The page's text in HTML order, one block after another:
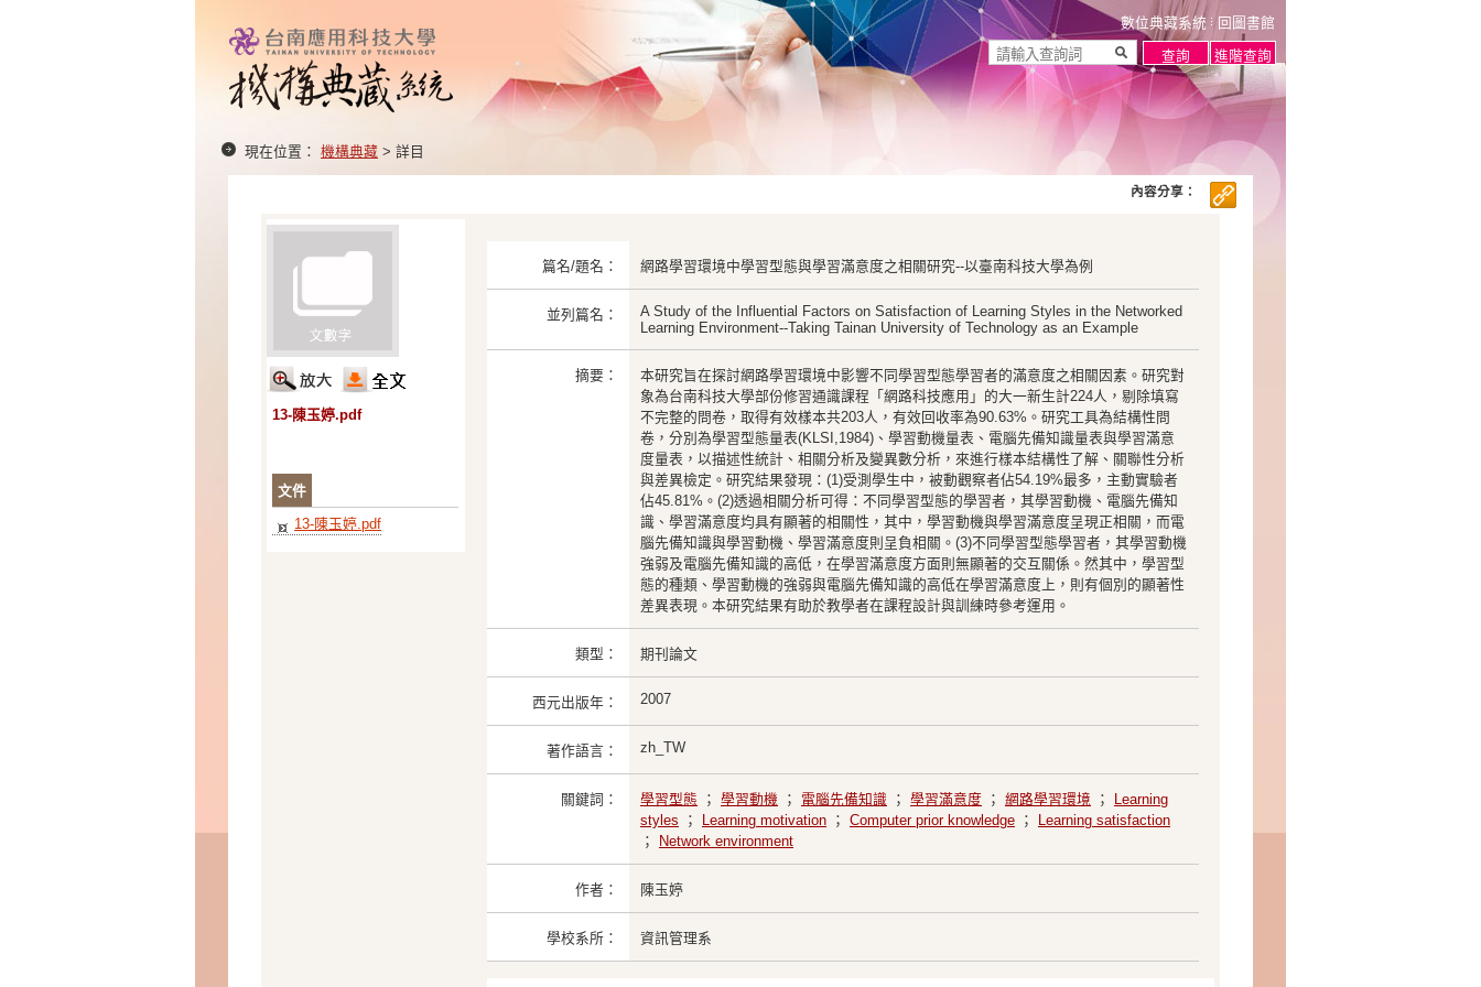
數位典藏系統 回圖書館
現在位置： 機構典藏 > 詳目
13-陳玉婷.pdf
文件
13-陳玉婷.pdf
篇名/題名： 網路學習環境中學習型態與學習滿意度之相關研究--以臺南科技大學為例
並列篇名：
A Study of the Influential Factors on Satisfaction of Learning Styles in the Networked
Learning Environment--Taking Tainan University of Technology as an Example
摘要：
本研究旨在探討網路學習環境中影響不同學習型態學習者的滿意度之相關因素。研究對
象為台南科技大學部份修習通識課程「網路科技應用」的大一新生計224人，剔除填寫
不完整的問卷，取得有效樣本共203人，有效回收率為90.63%。研究工具為結構性問
卷，分別為學習型態量表(KLSI,1984)、學習動機量表、電腦先備知識量表與學習滿意
度量表，以描述性統計、相關分析及變異數分析，來進行樣本結構性了解、關聯性分析
與差異檢定。研究結果發現：(1)受測學生中，被動觀察者佔54.19%最多，主動實驗者
佔45.81%。(2)透過相關分析可得：不同學習型態的學習者，其學習動機、電腦先備知
識、學習滿意度均具有顯著的相關性，其中，學習動機與學習滿意度呈現正相關，而電
腦先備知識與學習動機、學習滿意度則呈負相關。(3)不同學習型態學習者，其學習動機
強弱及電腦先備知識的高低，在學習滿意度方面則無顯著的交互關係。然其中，學習型
態的種類、學習動機的強弱與電腦先備知識的高低在學習滿意度上，則有個別的顯著性
差異表現。本研究結果有助於教學者在課程設計與訓練時參考運用。
類型： 期刊論文
西元出版年： 2007
著作語言： zh_TW
關鍵詞： 學習型態 ； 學習動機 ； 電腦先備知識 ； 學習滿意度 ； 網路學習環境 ；
Learning
styles ； Learning motivation ； Computer prior knowledge ；
Learning satisfaction
；
Network environment
作者： 陳玉婷
學校系所： 資訊管理系
內容分享：